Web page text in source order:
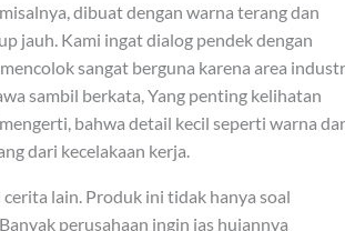
dibuat dengan warna terang dan
jauh. Kami ingat dialog pendek dengan
sangat berguna karena area
sambil berkata, Yang penting kelihatan
bahwa detail kecil seperti warna
dari kecelakaan kerja.
lain. Produk ini tidak hanya soal
perusahaan ingin jas hujannya